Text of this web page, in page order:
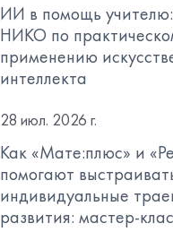
ИИ в помощь
НИКО по
применению
интеллекта
28 июл. 2026 г.
Как «Мате:плюс» и
помогают
индивидуальные
развития: мастер-